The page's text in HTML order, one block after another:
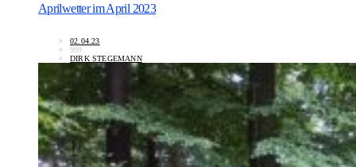
Aprilwetter im April 2023
02.04.23
999
DIRK STEGEMANN